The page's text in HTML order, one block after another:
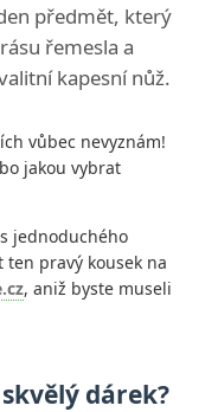
předmět, který
řemesla a
kapesní nůž.
vůbec nevyznám!
jakou vybrat
jednoduchého
pravý kousek na
, aniž byste museli
dárek?